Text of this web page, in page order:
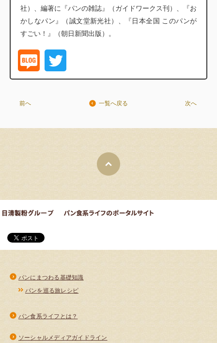
社）、編著に『パンの雑誌』（ガイドワークス刊）、『お
かしなパン』（誠文堂新光社）、『日本全国 このパンが
すごい！』（朝日新聞出版）。
前へ 一覧へ戻る 次へ
パンにまつわる基礎知識
パンを巡る旅レシピ
パン食系ライフとは？
ソーシャルメディアガイドライン